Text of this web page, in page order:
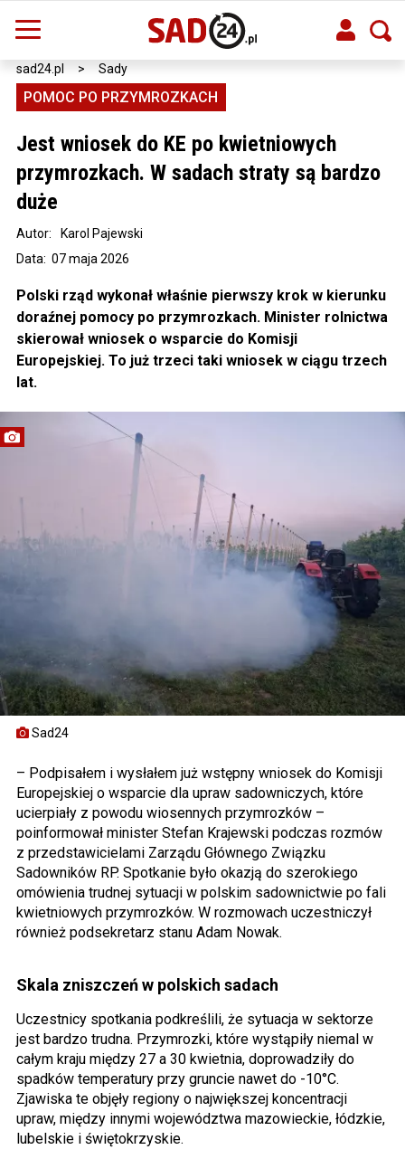
sad24.pl > Sady
Sad24
POMOC PO PRZYMROZKACH
Jest wniosek do KE po kwietniowych
przymrozkach. W sadach straty są bardzo
duże
Data: 07 maja 2026
Autor: Karol Pajewski
Polski rząd wykonał właśnie pierwszy krok w kierunku
doraźnej pomocy po przymrozkach. Minister rolnictwa
skierował wniosek o wsparcie do Komisji
Europejskiej. To już trzeci taki wniosek w ciągu trzech
lat.
– Podpisałem i wysłałem już wstępny wniosek do Komisji
Europejskiej o wsparcie dla upraw sadowniczych, które
ucierpiały z powodu wiosennych przymrozków –
poinformował minister Stefan Krajewski podczas rozmów
z przedstawicielami Zarządu Głównego Związku
Sadowników RP. Spotkanie było okazją do szerokiego
omówienia trudnej sytuacji w polskim sadownictwie po fali
kwietniowych przymrozków. W rozmowach uczestniczył
również podsekretarz stanu Adam Nowak.
Skala zniszczeń w polskich sadach
Uczestnicy spotkania podkreślili, że sytuacja w sektorze
jest bardzo trudna. Przymrozki, które wystąpiły niemal w
całym kraju między 27 a 30 kwietnia, doprowadziły do
spadków temperatury przy gruncie nawet do -10°C.
Zjawiska te objęły regiony o największej koncentracji
upraw, między innymi województwa mazowieckie, łódzkie,
lubelskie i świętokrzyskie.